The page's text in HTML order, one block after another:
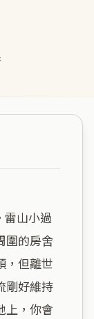
圍的房舍
，但離世
剛好維持
上，你會